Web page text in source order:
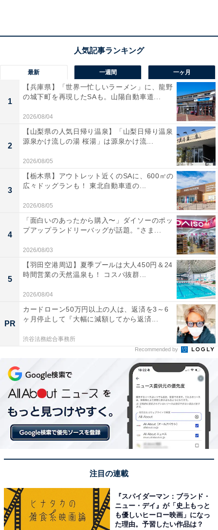
・
東京駅エキナカ「グランスタ」で「Suicaのペンギンフ
ェア」開催！ 10月15日から
マクドナルド“値上げ“再び、ハンバーガーなど約6割の商
品を10～30円アップ
・
東急ハンズが10月から「ハンズ」に社名変更、ロゴマー
クはどうなる？
・
ロフトの類似店といえば？ 3位『PLAZA』2位『無印良
品』、約半数が回答した圧倒的1位は……？
・
ダイソー、創業50周年「47都道府県トートバッグ」を発
売！ 11月4日から
【関連リンク】
プレスリリース
最新 一週間 一ヶ月
1
【兵庫県】「世界一忙しいラーメン」に、龍野
の城下町を再現したSAも。山陽自動車道...
2026/08/04
2
【山梨県の人気日帰り温泉】「山梨日帰り温泉
源泉かけ流しの湯 桜湯」は源泉かけ流...
2026/08/05
3
【栃木県】アウトレット近くのSAに、600㎡の
広々ドッグランも！ 東北自動車道の...
2026/08/05
4
「面白いのあったから購入〜」ダイソーのポッ
プアップランドリーバッグが話題。“さま...
2026/08/03
5
【羽田空港周辺】夏季プールは大人450円＆24
時間営業の天然温泉も！ コスパ抜群...
2026/08/04
PR
カードローン50万円以上の人は、返済を3～6
ヶ月停止して『大幅に減額してから返済...
渋谷法務総合事務所
Recommended by
注目の連載
『スパイダーマン：ブランド・
ニュー・デイ』が「史上もっと
も優しいヒーロー映画」になっ
た理由。予習したい作品は？